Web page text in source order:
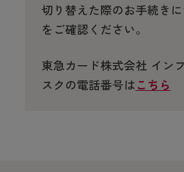
切り替えた際のお手続き
をご確認ください。
東急カード株式会社 イン
スクの電話番号はこちら